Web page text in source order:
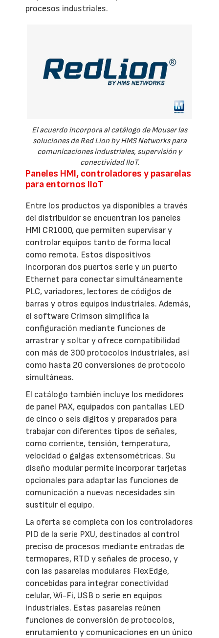
procesos industriales.
El acuerdo incorpora al catálogo de Mouser las
soluciones de Red Lion by HMS Networks para
comunicaciones industriales, supervisión y
conectividad IIoT.
Paneles HMI, controladores y pasarelas
para entornos IIoT
Entre los productos ya disponibles a través
del distribuidor se encuentran los paneles
HMI CR1000, que permiten supervisar y
controlar equipos tanto de forma local
como remota. Estos dispositivos
incorporan dos puertos serie y un puerto
Ethernet para conectar simultáneamente
PLC, variadores, lectores de códigos de
barras y otros equipos industriales. Además,
el software Crimson simplifica la
configuración mediante funciones de
arrastrar y soltar y ofrece compatibilidad
con más de 300 protocolos industriales, así
como hasta 20 conversiones de protocolo
simultáneas.
El catálogo también incluye los medidores
de panel PAX, equipados con pantallas LED
de cinco o seis dígitos y preparados para
trabajar con diferentes tipos de señales,
como corriente, tensión, temperatura,
velocidad o galgas extensométricas. Su
diseño modular permite incorporar tarjetas
opcionales para adaptar las funciones de
comunicación a nuevas necesidades sin
sustituir el equipo.
La oferta se completa con los controladores
PID de la serie PXU, destinados al control
preciso de procesos mediante entradas de
termopares, RTD y señales de proceso, y
con las pasarelas modulares FlexEdge,
concebidas para integrar conectividad
celular, Wi-Fi, USB o serie en equipos
industriales. Estas pasarelas reúnen
funciones de conversión de protocolos,
enrutamiento y comunicaciones en un único